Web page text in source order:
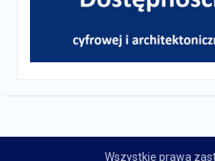
Wszystkie prawa